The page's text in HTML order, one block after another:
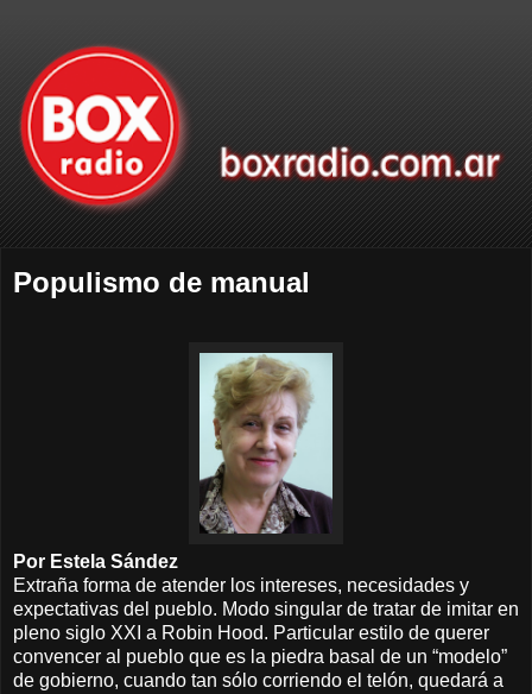
Populismo de manual
Por Estela Sández
Extraña forma de atender los intereses, necesidades y
expectativas del pueblo. Modo singular de tratar de imitar en
pleno siglo XXI a Robin Hood. Particular estilo de querer
convencer al pueblo que es la piedra basal de un “modelo”
de gobierno, cuando tan sólo corriendo el telón, quedará a